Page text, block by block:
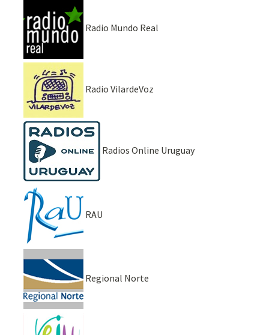
Radio Mundo Real
Radio VilardeVoz
Radios Online Uruguay
RAU
Regional Norte